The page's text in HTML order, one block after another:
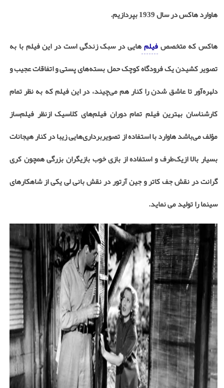
هاوارد هاکس در سال 1939 بپردازیم.
هاکس که متخصصفیلم‌هایی در سبک زندگی است در این فیلم با به
تصویر کشیدن یک فرودگاه کوچک حمل بسته‌های پستی و اتفاقات عجیب و
دلهره‌آور تا عاشق شدن را کنار هم می‌چیند، در این فیلم که به نظر تمام
کارشناسان بهترین فیلم تمام دوران فیلم‌های کلاسیک ازنظر فیلم‌ساز
مؤلف می‌باشد هاوارد با استفاده از تصویربرداری‌هایی زیبا در کنار هیجانات
بسیار بالا ازیک‌طرف و استفاده از بازی خوب بازیگران بزرگی همچون کری
گرانت در نقش جف کاتر و جین آرتور در نقش بانی لی یکی از شاهکارهای
سینما را تولید می نماید.